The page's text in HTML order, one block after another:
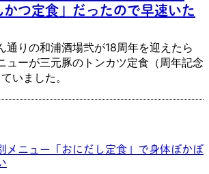
かつ定食」だったので早速いた
通りの和浦酒場弐が18周年を迎えたら
ューが三元豚のトンカツ定食（周年記念
いました。
メニュー「おにだし定食」で身体ぽかぽ